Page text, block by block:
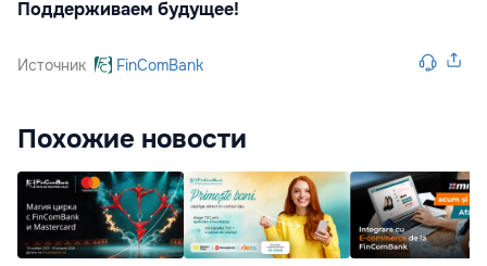
Поддерживаем будущее!
Источник FinComBank
Похожие новости